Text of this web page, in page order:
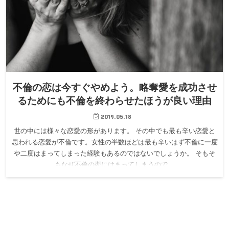
不倫の恋は今すぐやめよう。略奪愛を成功させ
るためにも不倫を終わらせたほうが良い理由
2019.05.18
世の中には様々な恋愛の形があります。 その中でも最も辛い恋愛と
思われる恋愛が不倫です。女性の半数ほどは最も辛いはず不倫に一度
や二度はまってしまった経験もあるのではないでしょうか。 そもそ
もなぜ不倫の恋にはまってしまうので…